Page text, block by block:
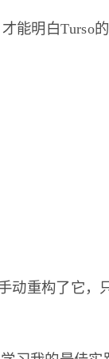
能明白Turso
动重构了它，